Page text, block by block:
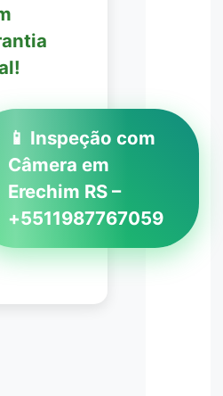
📱 Inspeção com
Câmera em
Erechim RS –
+5511987767059